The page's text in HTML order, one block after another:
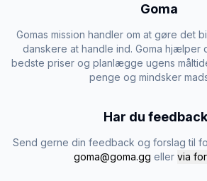
Goma
Gomas mission handler om at gøre det
danskere at handle ind. Goma hjælper
bedste priser og planlægge ugens
penge og mindsker
Har du
Send gerne din feedback og forslag til
goma@goma.gg eller via